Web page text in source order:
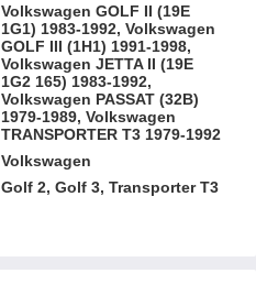
Volkswagen GOLF II (19E
1G1) 1983-1992, Volkswagen
GOLF III (1H1) 1991-1998,
Volkswagen JETTA II (19E
1G2 165) 1983-1992,
Volkswagen PASSAT (32B)
1979-1989, Volkswagen
TRANSPORTER T3 1979-1992
Volkswagen
Golf 2, Golf 3, Transporter T3